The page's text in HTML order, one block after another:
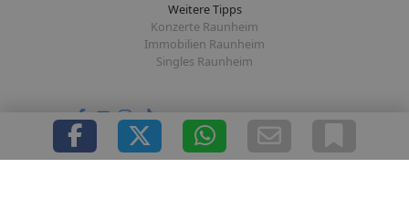
Weitere Tipps
Konzerte Raunheim
Immobilien Raunheim
Singles Raunheim